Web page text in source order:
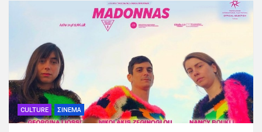
CULTURE ΣΙΝΕΜΑ